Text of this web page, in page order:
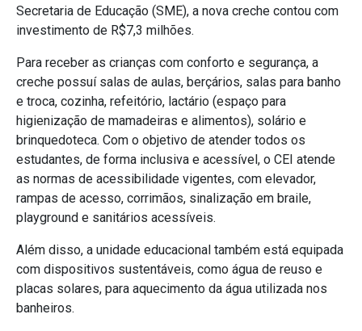
Secretaria de Educação (SME), a nova creche contou com
investimento de R$7,3 milhões.
Para receber as crianças com conforto e segurança, a
creche possuí salas de aulas, berçários, salas para banho
e troca, cozinha, refeitório, lactário (espaço para
higienização de mamadeiras e alimentos), solário e
brinquedoteca. Com o objetivo de atender todos os
estudantes, de forma inclusiva e acessível, o CEI atende
as normas de acessibilidade vigentes, com elevador,
rampas de acesso, corrimãos, sinalização em braile,
playground e sanitários acessíveis.
Além disso, a unidade educacional também está equipada
com dispositivos sustentáveis, como água de reuso e
placas solares, para aquecimento da água utilizada nos
banheiros.